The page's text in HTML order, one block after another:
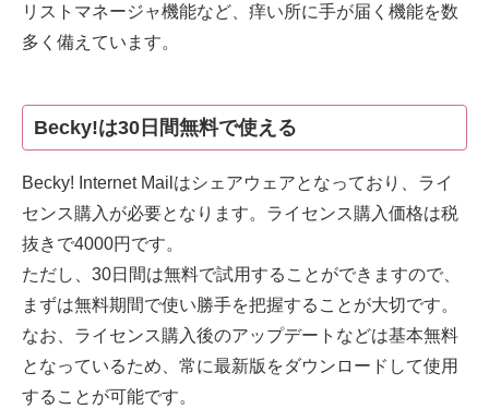
リストマネージャ機能など、痒い所に手が届く機能を数
多く備えています。
Becky!は30日間無料で使える
Becky! Internet Mailはシェアウェアとなっており、ライ
センス購入が必要となります。ライセンス購入価格は税
抜きで4000円です。
ただし、30日間は無料で試用することができますので、
まずは無料期間で使い勝手を把握することが大切です。
なお、ライセンス購入後のアップデートなどは基本無料
となっているため、常に最新版をダウンロードして使用
することが可能です。